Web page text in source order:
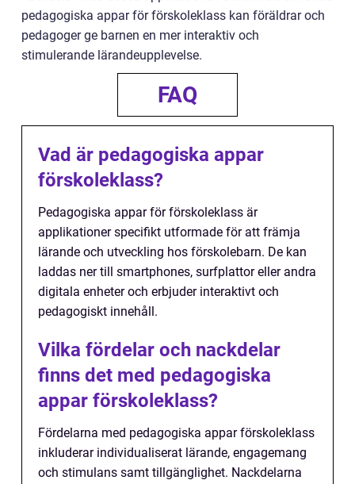
pedagogiska appar för förskoleklass kan föräldrar och
pedagoger ge barnen en mer interaktiv och
stimulerande lärandeupplevelse.
FAQ
Vad är pedagogiska appar
förskoleklass?
Pedagogiska appar för förskoleklass är
applikationer specifikt utformade för att främja
lärande och utveckling hos förskolebarn. De kan
laddas ner till smartphones, surfplattor eller andra
digitala enheter och erbjuder interaktivt och
pedagogiskt innehåll.
Vilka fördelar och nackdelar
finns det med pedagogiska
appar förskoleklass?
Fördelarna med pedagogiska appar förskoleklass
inkluderar individualiserat lärande, engagemang
och stimulans samt tillgänglighet. Nackdelarna